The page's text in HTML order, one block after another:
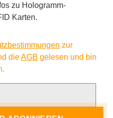
zu Hologramm-
Karten.
zur
dieAGB gelesen und bin